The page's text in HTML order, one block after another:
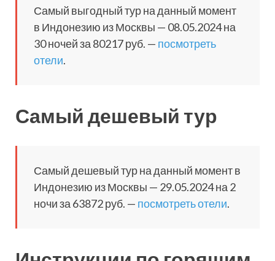
Самый выгодный тур на данный момент
в Индонезию из Москвы — 08.05.2024 на
30 ночей за 80217 руб. — посмотреть
отели.
Самый дешевый тур
Самый дешевый тур на данный момент в
Индонезию из Москвы — 29.05.2024 на 2
ночи за 63872 руб. — посмотреть отели.